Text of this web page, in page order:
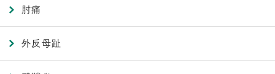
肘痛
外反母趾